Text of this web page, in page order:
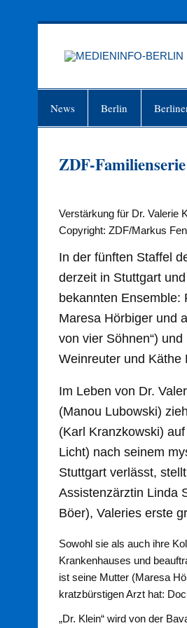
News Berlin
ZDF-
Verstärkung für Dr. Valerie
Copyright: ZDF/Markus
In der fünften Staffel
derzeit in Stuttgart
bekannten Ensemble:
Maresa Hörbiger und
von vier Söhnen“)
Weinreuter und Käthe
Im Leben von Dr.
(Manou Lubowski)
(Karl Kranzkowski)
Licht) nach seinem
Stuttgart verlässt,
Assistenzärztin Linda
Böer), Valeries erste
Sowohl sie als auch ihre
Krankenhauses und
ist seine Mutter (Maresa
kratzbürstigen Arzt hat:
„Dr. Klein“ wird von der